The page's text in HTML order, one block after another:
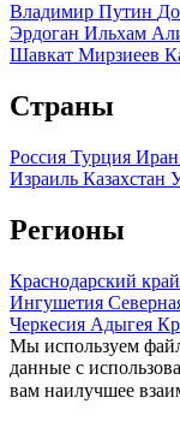
Владимир Путин
Эрдоган Ильхам
Шавкат Мирзиеев
Страны
Россия Турция Иран
Израиль Казахстан
Регионы
Краснодарский край
Ингушетия
Черкесия Адыгея
Мы используем
данные с
вам наилучшее